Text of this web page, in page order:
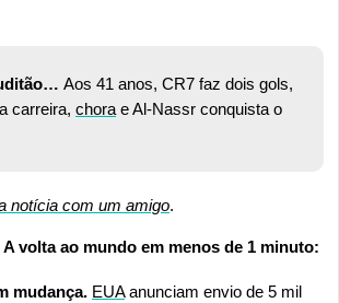
Aos 41 anos, CR7 faz dois gols,
carreira, chora e Al-Nassr conquista o
notícia com um amigo.
A volta ao mundo em menos de 1 minuto:
mudança. EUA anunciam envio de 5 mil